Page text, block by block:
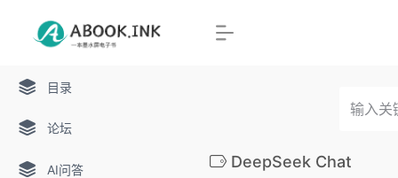
目录
论坛
AI问答 DeepSeek Chat